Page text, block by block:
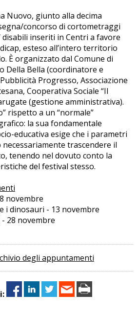
Nuovo, giunto alla decima
concorso di cortometraggi
disabili inseriti in Centri a favore
esteso all’intero territorio
È organizzato dal Comune di
Della Bella (coordinatore e
Progresso, Associazione
Cooperativa Sociale “Il
(gestione amministrativa).
rispetto a un “normale”
la sua fondamentale
educativa esige che i parametri
trascendere il
tenendo nel dovuto conto la
del festival stesso.
novembre
i dinosauri - 13 novembre
28 novembre
degli appuntamenti